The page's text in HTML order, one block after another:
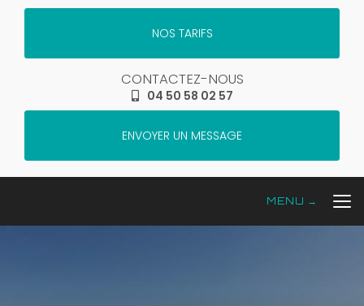
NOS TARIFS
CONTACTEZ-NOUS
04 50 58 02 57
ENVOYER UN MESSAGE